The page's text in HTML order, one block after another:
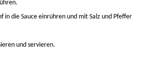
in die Sauce einrühren und mit Salz und Pfeffer
und servieren.